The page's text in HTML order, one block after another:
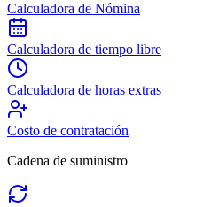
Calculadora de Nómina
Calculadora de tiempo libre
Calculadora de horas extras
Costo de contratación
Cadena de suministro